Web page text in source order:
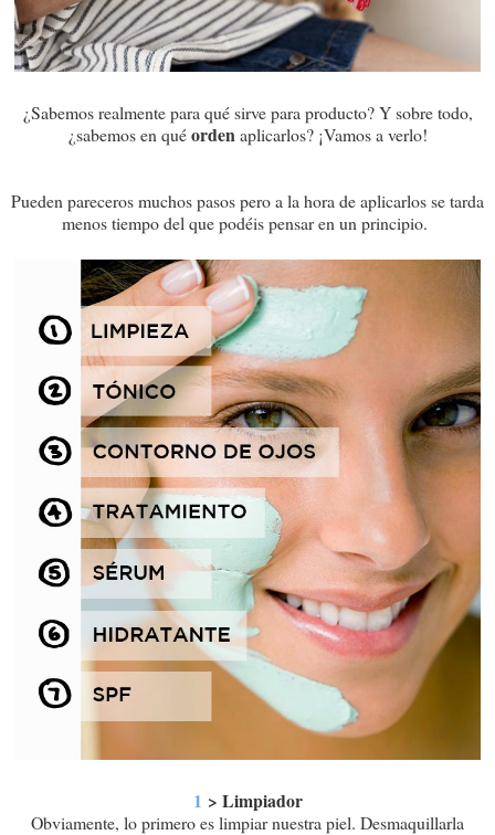
¿Sabemos realmente para qué sirve para producto? Y sobre todo,
¿sabemos en quéorden aplicarlos? ¡Vamos a verlo!
Pueden pareceros muchos pasos pero a la hora de aplicarlos se tarda
menos tiempo del que podéis pensar en un principio.
1 > Limpiador
Obviamente, lo primero es limpiar nuestra piel. Desmaquillarla